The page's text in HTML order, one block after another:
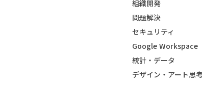
組織開発
問題解決
セキュリティ
Google Workspace
統計・データ
デザイン・アート思